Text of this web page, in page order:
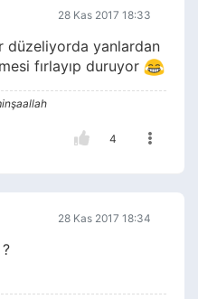
28 Kas 2017 18:33
düzeliyorda yanlardan
fırlayıp duruyor
4
28 Kas 2017 18:34